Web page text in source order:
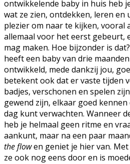
ontwikkelende baby in huis heb
wat ze zien, ontdekken, leren en
plezier om naar te kijken, vooral
allemaal voor het eerst gebeurt,
mag maken. Hoe bijzonder is
heeft een baby van drie
ontwikkeld, mede dankzij jou,
betekent ook dat er vaste tijden
badjes, verschonen en spelen
gewend zijn, elkaar goed
dag kunt verwachten. Wanneer
heb je helmaal geen ritme en
aankunt, maar na een paar
the flowen geniet je hier van.
ze ook nog eens door en is